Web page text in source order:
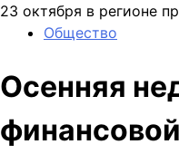
23 октября в регионе
Общество
Осенняя